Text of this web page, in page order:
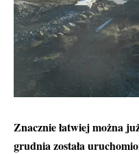
Znacznie łatwiej można
grudnia została